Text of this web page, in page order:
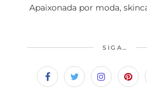
Apaixonada por moda,
SIGA…